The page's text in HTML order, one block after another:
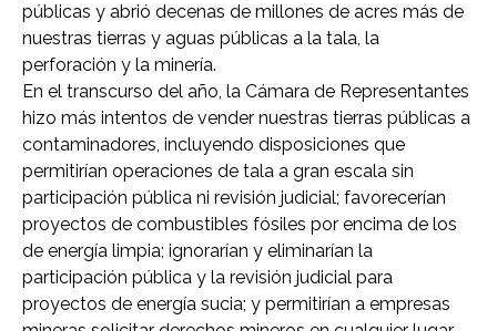
públicas y abrió decenas de millones de acres más de
nuestras tierras y aguas públicas a la tala, la
perforación y la minería.
En el transcurso del año, la Cámara de Representantes
hizo más intentos de vender nuestras tierras públicas a
contaminadores, incluyendo disposiciones que
permitirían operaciones de tala a gran escala sin
participación pública ni revisión judicial; favorecerían
proyectos de combustibles fósiles por encima de los
de energía limpia; ignorarían y eliminarían la
participación pública y la revisión judicial para
proyectos de energía sucia; y permitirían a empresas